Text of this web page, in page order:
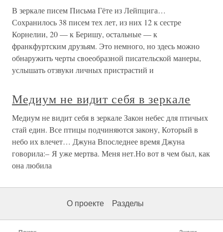
В зеркале писем Письма Гёте из Лейпцига…
Сохранилось 38 писем тех лет, из них 12 к сестре
Корнелии, 20 — к Беришу, остальные — к
франкфуртским друзьям. Это немного, но здесь можно
обнаружить черты своеобразной писательской манеры,
услышать отзвуки личных пристрастий и
Медиум не видит себя в зеркале
Медиум не видит себя в зеркале Закон небес для птичьих
стай един. Все птицы подчиняются закону, Который в
небо их влечет… Джуна Впоследнее время Джуна
говорила:– Я уже мертва. Меня нет.Но вот в чем был, как
она любила
О проекте Разделы